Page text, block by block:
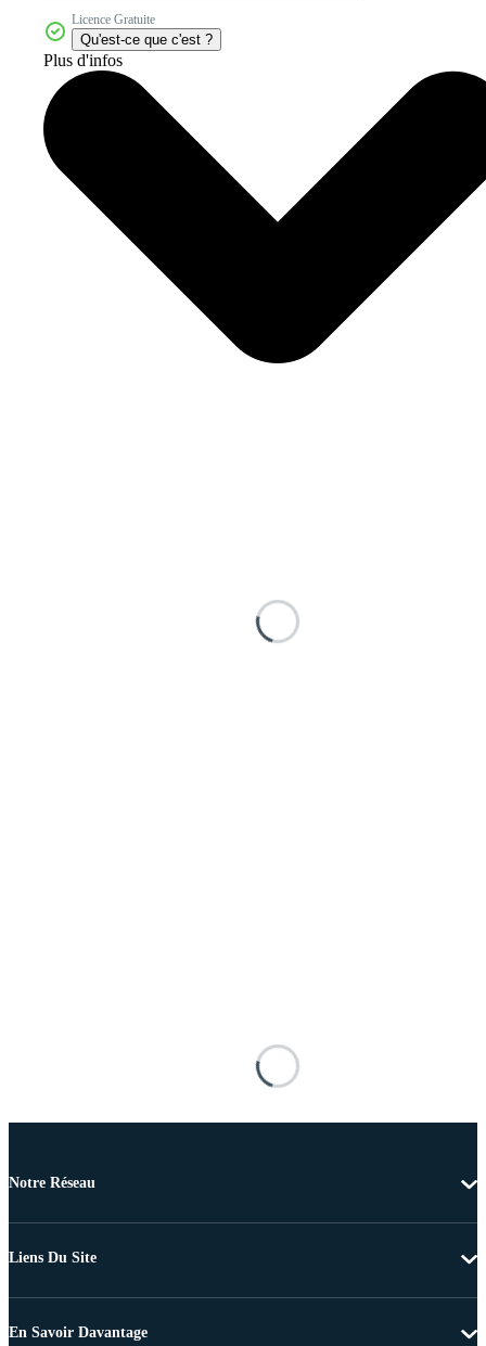
Licence Gratuite
Qu'est-ce que c'est ?
Plus d'infos
Notre Réseau
Liens Du Site
En Savoir Davantage